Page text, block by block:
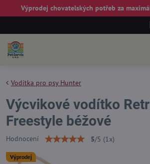
Výprodej chovatelských potřeb za
Výprodej
Vodítka pro psy Hunter
Výcvikové vodítko
Freestyle béžové
Hodnocení 5/5 (1 x)